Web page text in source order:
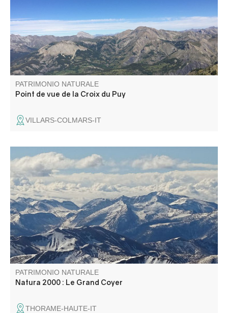
PATRIMONIO NATURALE
Point de vue de la Croix du Puy
VILLARS-COLMARS-IT
Le site Natura 2000 du Grand Coyer abrite une diversité
exceptionnelle d’habitats naturels (pelouses alpines,
forêts anciennes, éboulis, zones humides) et d’espèces
animales et végétales (chauves-souris, Vipère d’Orsini,
papillons, Ancolie de Reuter).
PATRIMONIO NATURALE
Natura 2000 : Le Grand Coyer
THORAME-HAUTE-IT